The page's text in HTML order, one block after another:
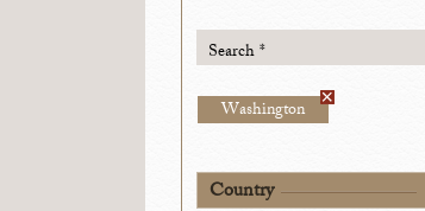
Search *
Washington
Country